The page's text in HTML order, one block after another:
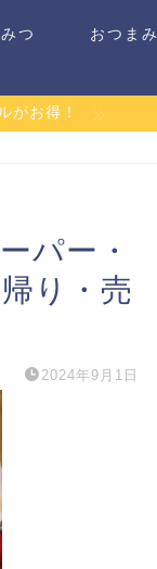
つ おつまみ
がお得！
パー・
り・売
2024年9月1日